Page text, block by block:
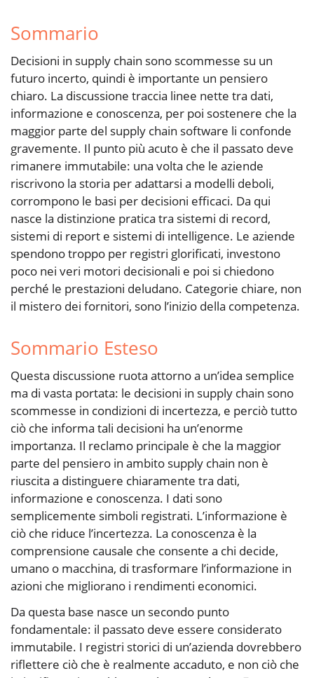
Sommario
Decisioni in supply chain sono scommesse su un
futuro incerto, quindi è importante un pensiero
chiaro. La discussione traccia linee nette tra dati,
informazione e conoscenza, per poi sostenere che la
maggior parte del supply chain software li confonde
gravemente. Il punto più acuto è che il passato deve
rimanere immutabile: una volta che le aziende
riscrivono la storia per adattarsi a modelli deboli,
corrompono le basi per decisioni efficaci. Da qui
nasce la distinzione pratica tra sistemi di record,
sistemi di report e sistemi di intelligence. Le aziende
spendono troppo per registri glorificati, investono
poco nei veri motori decisionali e poi si chiedono
perché le prestazioni deludano. Categorie chiare, non
il mistero dei fornitori, sono l’inizio della competenza.
Sommario Esteso
Questa discussione ruota attorno a un’idea semplice
ma di vasta portata: le decisioni in supply chain sono
scommesse in condizioni di incertezza, e perciò tutto
ciò che informa tali decisioni ha un’enorme
importanza. Il reclamo principale è che la maggior
parte del pensiero in ambito supply chain non è
riuscita a distinguere chiaramente tra dati,
informazione e conoscenza. I dati sono
semplicemente simboli registrati. L’informazione è
ciò che riduce l’incertezza. La conoscenza è la
comprensione causale che consente a chi decide,
umano o macchina, di trasformare l’informazione in
azioni che migliorano i rendimenti economici.
Da questa base nasce un secondo punto
fondamentale: il passato deve essere considerato
immutabile. I registri storici di un’azienda dovrebbero
riflettere ciò che è realmente accaduto, e non ciò che